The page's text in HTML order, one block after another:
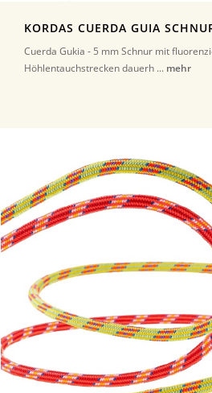
KORDAS CUERDA GUIA
Cuerda Gukia - 5 mm Schnur mit
Höhlentauchstrecken dauerh ... mehr